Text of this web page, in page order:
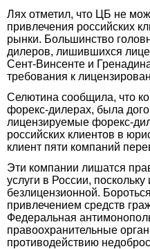
Лях отметил, что ЦБ не
привлечения российских
рынки. Большинство
дилеров, лишившихся
Сент-Винсенте и
требования к
Селютина сообщила, что
форекс-дилерах, была
лицензируемые форекс-
российских клиентов в
клиент пяти компаний
Эти компании лишатся
услуги в России,
безлицензионной.
привлечением средств
Федеральная
правоохранительные
противодействию